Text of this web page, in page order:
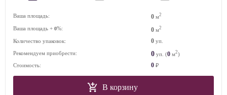
Ваша площадь: 0 м2
Ваша площадь + 0%: 0 м2
Количество упаковок: 0 уп.
Рекомендуем приобрести:
0 уп. (0 м2)
Стоимость:
0 ₽
В корзину